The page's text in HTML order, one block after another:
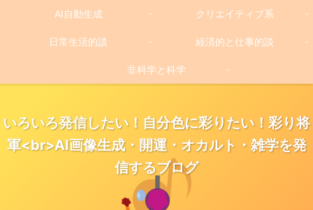
いろいろ発信したい！自分色に彩りたい！彩り将
軍<br>AI画像生成・開運・オカルト・雑学を発
信するブログ
AI自動生成 クリエイティブ系
日常生活的談 経済的と仕事的談
非科学と科学